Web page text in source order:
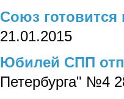
Союз
21.01.2015
Юбилей СПП
Петербурга" №4